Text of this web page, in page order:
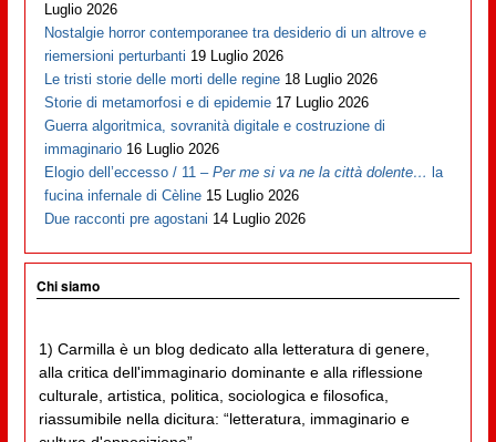
Luglio 2026
Nostalgie horror contemporanee tra desiderio di un altrove e
riemersioni perturbanti 19 Luglio 2026
Le tristi storie delle morti delle regine 18 Luglio 2026
Storie di metamorfosi e di epidemie 17 Luglio 2026
Guerra algoritmica, sovranità digitale e costruzione di
immaginario 16 Luglio 2026
Elogio dell’eccesso / 11 –Per me si va ne la città dolente… la
fucina infernale di Cèline 15 Luglio 2026
Due racconti pre agostani 14 Luglio 2026
Chi siamo
1) Carmilla è un blog dedicato alla letteratura di genere,
alla critica dell'immaginario dominante e alla riflessione
culturale, artistica, politica, sociologica e filosofica,
riassumibile nella dicitura: “letteratura, immaginario e